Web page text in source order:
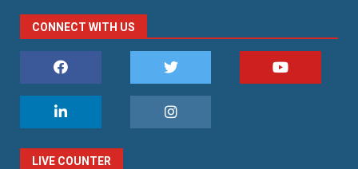
CONNECT WITH US
LIVE COUNTER